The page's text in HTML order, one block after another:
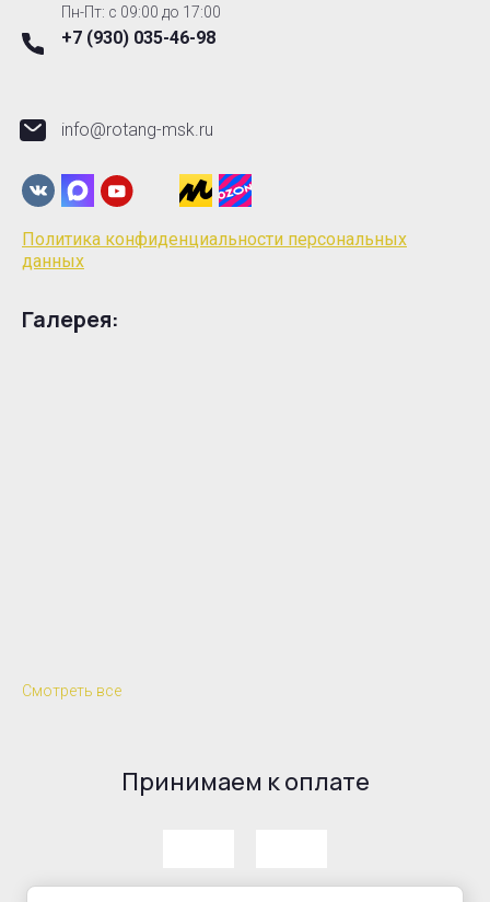
Пн-Пт: с 09:00 до 17:00
+7 (930) 035-46-98
info@rotang-msk.ru
Политика конфиденциальности персональных
данных
Галерея:
Смотреть все
Принимаем к оплате